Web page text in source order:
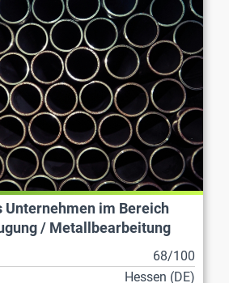
Unternehmen im Bereich
/ Metallbearbeitung
68/100
Hessen (DE)